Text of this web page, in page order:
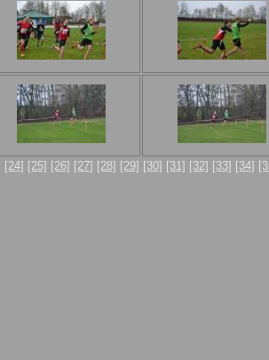
[24] [25] [26] [27] [28] [29] [30] [31] [32] [33] [34]